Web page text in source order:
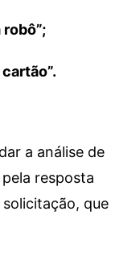
robô”;
a análise de
resposta
que